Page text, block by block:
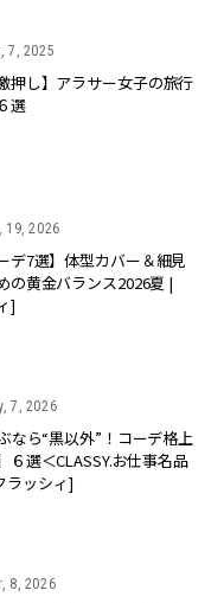
7, 2025
押し】アラサー女子の旅行
選
19, 2026
デ7選】体型カバー＆細見
の黄金バランス2026夏 |
]
7, 2026
なら“黒以外”！コーデ格上
６選＜CLASSY.お仕事名品
ラッシィ]
8, 2026